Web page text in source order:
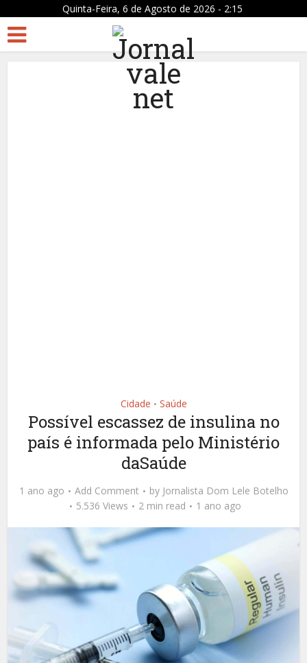
Quinta-Feira, 6 de Agosto de 2026 - 2:15
Cidade • Saúde
Possível escassez de insulina no
país é informada pelo Ministério
daSaúde
1 ano ago Add Comment by Jornalista Dom Lele Botelho
5.536 Views
2 min read 1 ano ago